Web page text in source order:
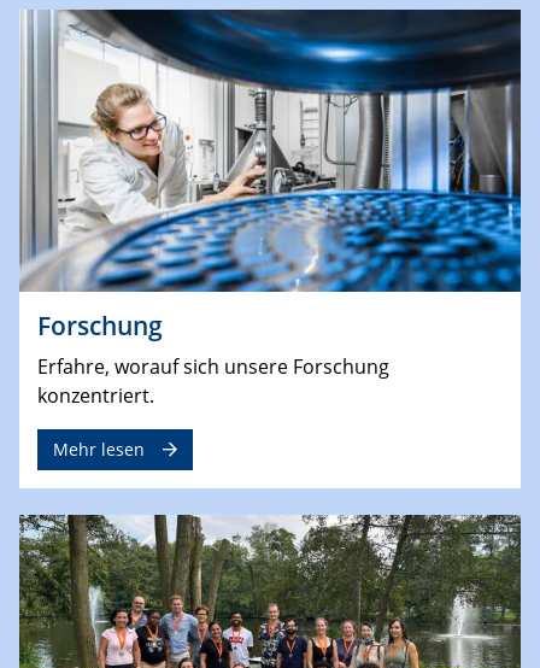
Forschung
Erfahre, worauf sich unsere Forschung
konzentriert.
Mehr lesen